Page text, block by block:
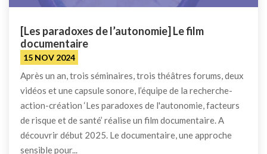
[Les paradoxes de l’autonomie] Le film
documentaire
15 NOV 2024
Après un an, trois séminaires, trois théâtres forums, deux
vidéos et une capsule sonore, l’équipe de la recherche-
action-création ‘Les paradoxes de l'autonomie, facteurs
de risque et de santé’ réalise un film documentaire. A
découvrir début 2025. Le documentaire, une approche
sensible pour...